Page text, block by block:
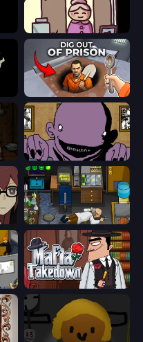
Diner in the Storm
Dig out of Prison
Little Cabin in the Woods The Owner Is Dead
Foreign Creature
Mafia Takedown